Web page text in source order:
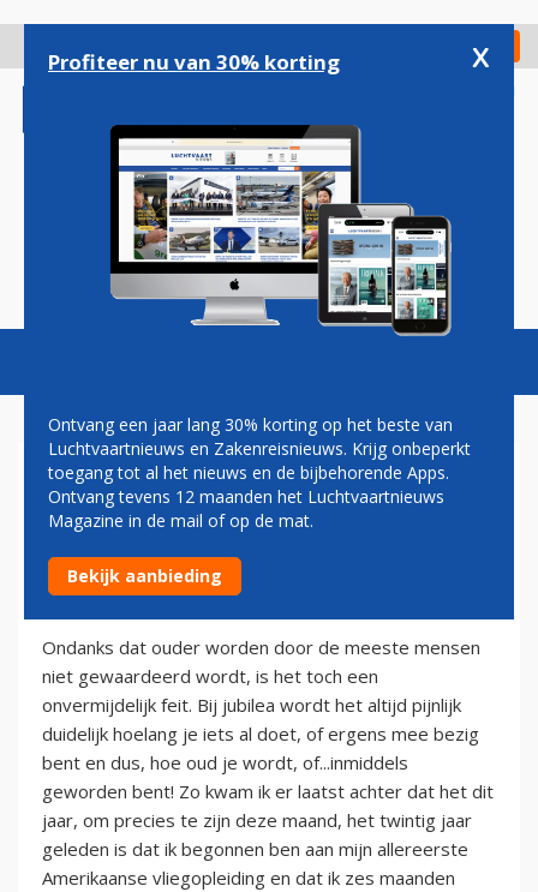
gaan
Check in
Magazine Podcasts Vacatures
ERIC VAN WALSEM:
VERANDERING
18 september 2013
Ondanks dat ouder worden door de meeste mensen
niet gewaardeerd wordt, is het toch een
onvermijdelijk feit. Bij jubilea wordt het altijd pijnlijk
duidelijk hoelang je iets al doet, of ergens mee bezig
bent en dus, hoe oud je wordt, of...inmiddels
geworden bent! Zo kwam ik er laatst achter dat het dit
jaar, om precies te zijn deze maand, het twintig jaar
geleden is dat ik begonnen ben aan mijn allereerste
Amerikaanse vliegopleiding en dat ik zes maanden
Profiteer nu van 30% korting x
Ontvang een jaar lang 30% korting op het beste van
Luchtvaartnieuws en Zakenreisnieuws. Krijg onbeperkt
toegang tot al het nieuws en de bijbehorende Apps.
Ontvang tevens 12 maanden het Luchtvaartnieuws
Magazine in de mail of op de mat.
Bekijk aanbieding